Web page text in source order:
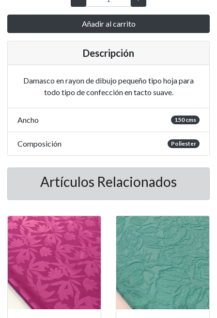
Añadir al carrito
Descripción
Damasco en rayon de dibujo pequeño tipo hoja para
todo tipo de confección en tacto suave.
Ancho 150 cms
Composición Poliester
Artículos Relacionados